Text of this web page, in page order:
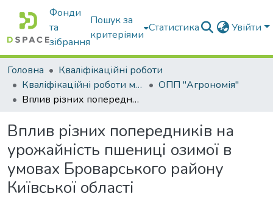
Фонди
та
зібрання
Пошук за
критеріями
Статистика Увійти
Головна
Кваліфікаційні роботи
Кваліфікаційні роботи магістрів
ОПП "Агрономія"
Вплив різних попередників на урожайність пшениці озимої в умовах Броварського району Київської області
Вплив різних попередників на
урожайність пшениці озимої в
умовах Броварського району
Київської області